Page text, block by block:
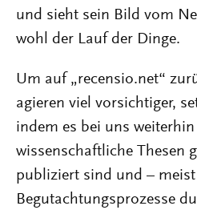
und sieht sein Bild vom
wohl der Lauf der Dinge.
Um auf „recensio.net“
agieren viel vorsichtiger,
indem es bei uns
wissenschaftliche Thesen
publiziert sind und –
Begutachtungsprozesse